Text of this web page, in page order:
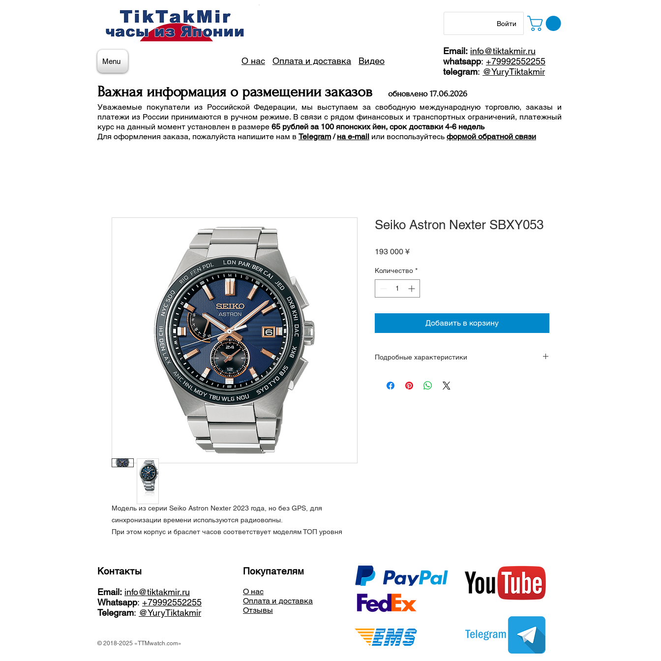
Войти
Menu О нас Оплата и доставка Видео
Email: info@tiktakmir.ru
whatsapp: +79992552255
telegram: @YuryTiktakmir
Важная информация о размещении заказов обновлено 17.06.2026
Уважаемые покупатели из Российской Федерации, мы выступаем за свободную международную торговлю, заказы и
платежи из России принимаются в ручном режиме. В связи с рядом финансовых и транспортных ограничений, платежный
курс на данный момент установлен в размере 65 рублей за 100 японских йен, срок доставки 4-6 недель
Для оформления заказа, пожалуйста напишите нам в Telegram/на e-mail или воспользуйтесь формой обратной связи
Модель из серии Seiko Astron Nexter 2023 года, но без GPS, для
синхронизации времени используются радиоволны.
При этом корпус и браслет часов соответствует моделям ТОП уровня
Seiko Astron Nexter SBXY053
193 000 ¥Цена
Количество *
Добавить в корзину
Подробные характеристики
света, около 2 лет в режиме экономии заряда.
Контакты
Email: info@tiktakmir.ru
Whatsapp: +79992552255
Telegram: @YuryTiktakmir
Покупателям
О нас
Оплата и доставка
Отзывы
© 2018-2025 «TTMwatch.com»